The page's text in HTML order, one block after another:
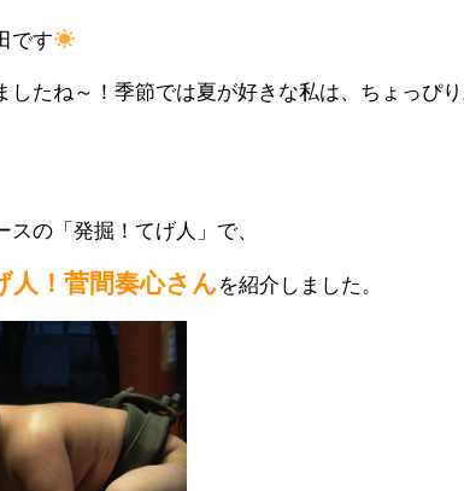
です
したね～！季節では夏が好きな私は、ちょっぴ
の「発掘！てげ人」で、
人！菅間奏心さんを紹介しました。